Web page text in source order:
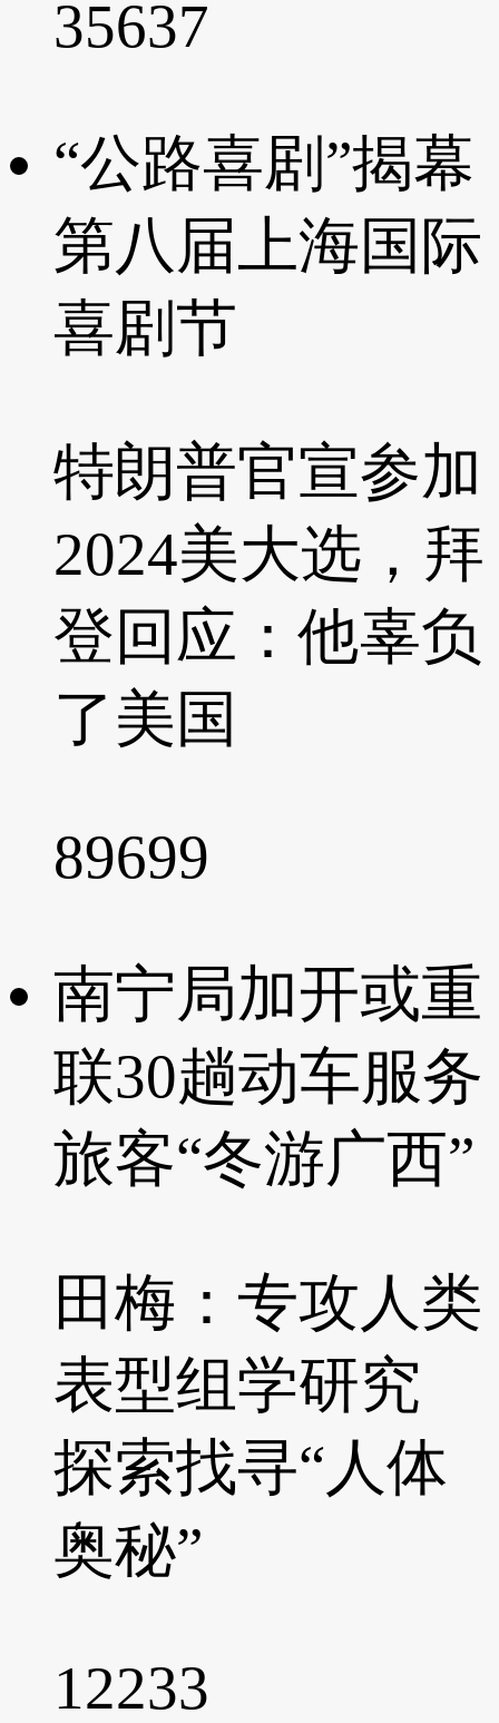
35637
“公路喜剧”揭幕
第八届上海国际
喜剧节
特朗普官宣参加
2024美大选，拜
登回应：他辜负
了美国
89699
南宁局加开或重
联30趟动车服务
旅客“冬游广西”
田梅：专攻人类
表型组学研究
探索找寻“人体
奥秘”
12233